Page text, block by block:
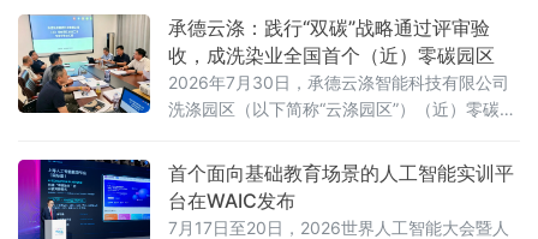
绕“蓄势破局，非笼领航”主题，探讨产业转型、
技术创新与消费升级路径。
承德云涤：践行“双碳”战略通过评审验
收，成洗染业全国首个（近）零碳园区
2026年7月30日，承德云涤智能科技有限公司
洗涤园区（以下简称“云涤园区”）（近）零碳洗
行业协会组织专家组对园区进行全面评审，北
京市科学技术研究院资源环境研究所作为零碳
园区建设指导单位全程参与指导。
首个面向基础教育场景的人工智能实训平
台在WAIC发布
7月17日至20日，2026世界人工智能大会暨人